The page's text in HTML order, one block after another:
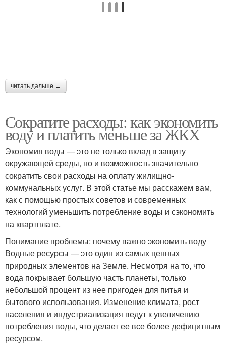
читать дальше →
Сократите расходы: как экономить
воду и платить меньше за ЖКХ
Экономия воды — это не только вклад в защиту
окружающей среды, но и возможность значительно
сократить свои расходы на оплату жилищно-
коммунальных услуг. В этой статье мы расскажем вам,
как с помощью простых советов и современных
технологий уменьшить потребление воды и сэкономить
на квартплате.
Понимание проблемы: почему важно экономить воду
Водные ресурсы — это один из самых ценных
природных элементов на Земле. Несмотря на то, что
вода покрывает большую часть планеты, только
небольшой процент из нее пригоден для питья и
бытового использования. Изменение климата, рост
населения и индустриализация ведут к увеличению
потребления воды, что делает ее все более дефицитным
ресурсом.